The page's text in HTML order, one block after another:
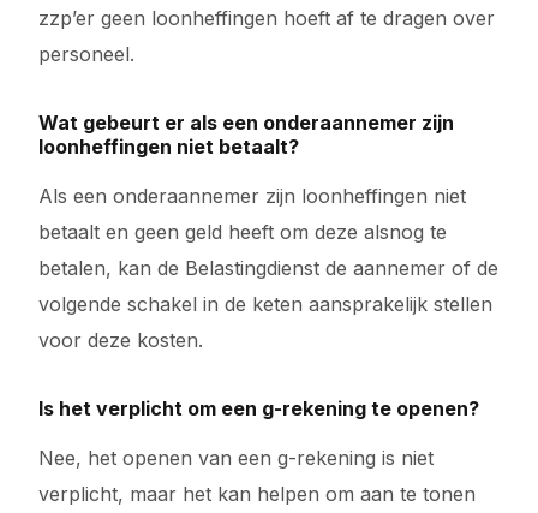
zzp’er geen loonheffingen hoeft af te dragen over
personeel.
Wat gebeurt er als een onderaannemer zijn
loonheffingen niet betaalt?
Als een onderaannemer zijn loonheffingen niet
betaalt en geen geld heeft om deze alsnog te
betalen, kan de Belastingdienst de aannemer of de
volgende schakel in de keten aansprakelijk stellen
voor deze kosten.
Is het verplicht om een g-rekening te openen?
Nee, het openen van een g-rekening is niet
verplicht, maar het kan helpen om aan te tonen